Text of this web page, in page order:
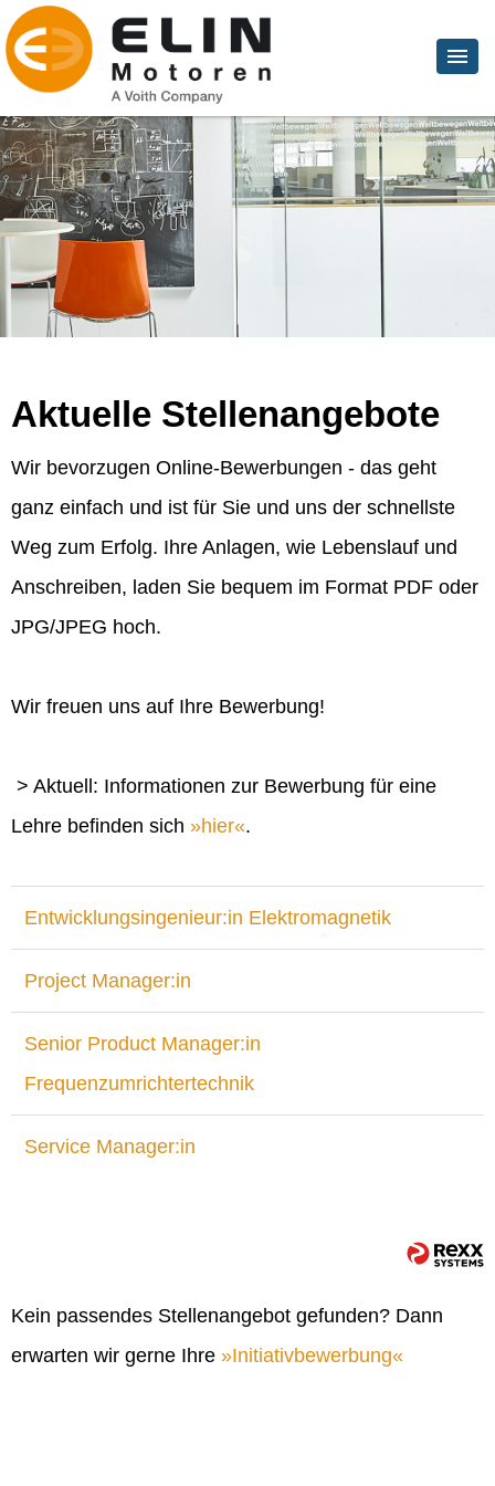
Aktuelle Stellenangebote
Wir bevorzugen Online-Bewerbungen - das geht
ganz einfach und ist für Sie und uns der schnellste
Weg zum Erfolg. Ihre Anlagen, wie Lebenslauf und
Anschreiben, laden Sie bequem im Format PDF oder
JPG/JPEG hoch.
Wir freuen uns auf Ihre Bewerbung!
> Aktuell: Informationen zur Bewerbung für eine
Lehre befinden sich
hier .
Entwicklungsingenieur:in Elektromagnetik
Project Manager:in
Senior Product Manager:in
Frequenzumrichtertechnik
Service Manager:in
Kein passendes Stellenangebot gefunden? Dann
erwarten wir gerne Ihre
Initiativbewerbung